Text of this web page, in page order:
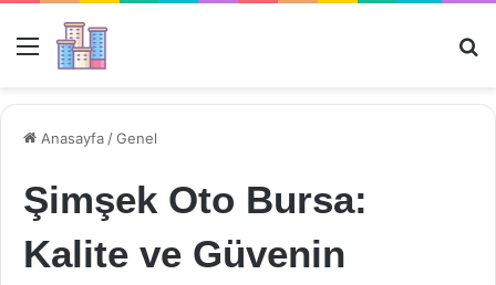
Menü
Anasayfa /Genel
Şimşek Oto Bursa:
Kalite ve Güvenin